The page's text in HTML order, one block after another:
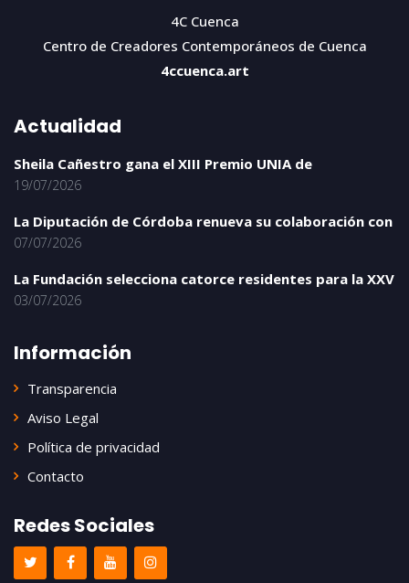
4C Cuenca
Centro de Creadores Contemporáneos de Cuenca
4ccuenca.art
Actualidad
Sheila Cañestro gana el XIII Premio UNIA de
19/07/2026
La Diputación de Córdoba renueva su colaboración con
07/07/2026
La Fundación selecciona catorce residentes para la XXV
03/07/2026
Información
Transparencia
Aviso Legal
Política de privacidad
Contacto
Redes Sociales